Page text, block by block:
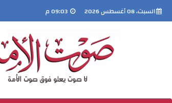
السبت، 08 أغسطس 2026